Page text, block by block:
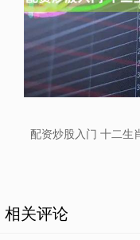
配资炒股入门 十二生
相关评论